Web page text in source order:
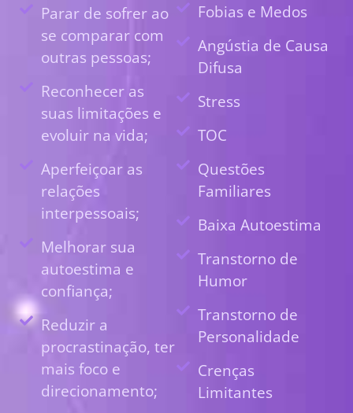
Parar de sofrer ao
se comparar com
outras pessoas;
Reconhecer as
suas limitações e
evoluir na vida;
Aperfeiçoar as
relações
interpessoais;
Melhorar sua
autoestima e
confiança;
Reduzir a
procrastinação, ter
mais foco e
direcionamento;
Fobias e Medos
Angústia de Causa
Difusa
Stress
TOC
Questões
Familiares
Baixa Autoestima
Transtorno de
Humor
Transtorno de
Personalidade
Crenças
Limitantes